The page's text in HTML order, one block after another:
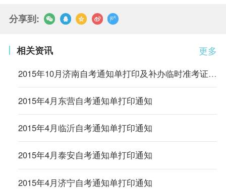
分享到:
更多
相关资讯
2015年10月济南自考通知单打印及补办临时准考证开通
2015年4月东营自考通知单打印通知
2015年4月临沂自考通知单打印通知
2015年4月泰安自考通知单打印通知
2015年4月济宁自考通知单打印通知